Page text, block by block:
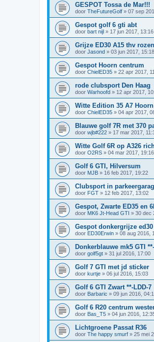
GESPOT Tossa de Mar!!!
door TheFutureGolf » 07 sep
Gespot golf 6 gti abt
door bart nijl » 17 jun 2017, 13:16
Grijze ED30 A15 thv
door Jasond » 03 jun 2017, 15:18
Gespot Hoorn centrum
door ChielED35 » 22 apr 2017,
rode clubsport Den Haag
door Warhoofd » 12 apr 2017,
Witte Edition 35 A7
door ChielED35 » 04 apr 2017,
Blauwe golf 7R met 370
door wjb#222 » 17 mar 2017,
Witte Golf 6R op A326
door O2RS » 04 mar 2017, 19:16
Golf 6 GTI, Hilversum
door MJB » 16 feb 2017, 19:22
Clubsport in
door FGT » 12 feb 2017, 13:02
Gespot, Zwarte ED35 en
door MK6 Jt-Head GTI » 30 dec
Gespot donkergrijze
door ED30Erwin » 08 aug 2016,
Donkerblauwe mk5 GTI
door golf5gt » 31 jul 2016, 17:00
Golf 7 GTI met jd sticker
door kurtje » 06 jul 2016, 15:03
Golf 6 GTI Zwart **-LDD-7
door Barbaric » 09 jun 2016,
Golf 6 R20 centrum
door Bas_T5 » 04 jun 2016,
Lichtgroene Passat R36
door The happy smurf » 25 mei